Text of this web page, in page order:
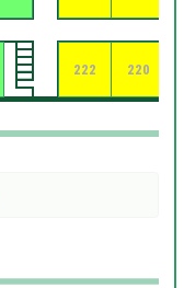
220
222